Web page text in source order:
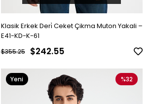
Klasik Erkek Deri̇ Ceket Çikma Muton Yakali –
E41-KD-K-61
$242.55
$355.25
%32
Yeni